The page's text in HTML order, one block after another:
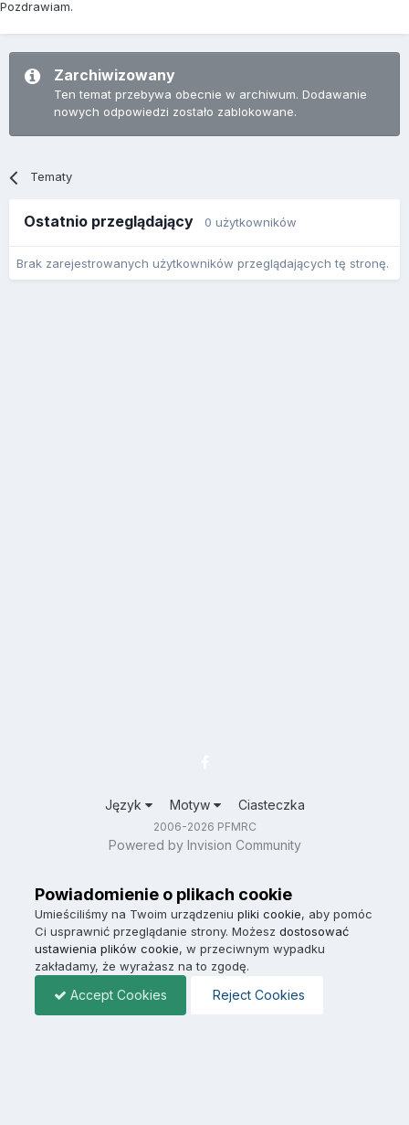
Pozdrawiam.
Zarchiwizowany
Ten temat przebywa obecnie w archiwum. Dodawanie
nowych odpowiedzi zostało zablokowane.
Tematy
Ostatnio przeglądający 0 użytkowników
Brak zarejestrowanych użytkowników przeglądających tę stronę.
Język Motyw Ciasteczka
2006-2026 PFMRC
Powered by Invision Community
Powiadomienie o plikach cookie
Umieściliśmy na Twoim urządzeniu pliki cookie, aby pomóc
Ci usprawnić przeglądanie strony. Możesz dostosować
ustawienia plików cookie, w przeciwnym wypadku
zakładamy, że wyrażasz na to zgodę.
Accept Cookies Reject Cookies